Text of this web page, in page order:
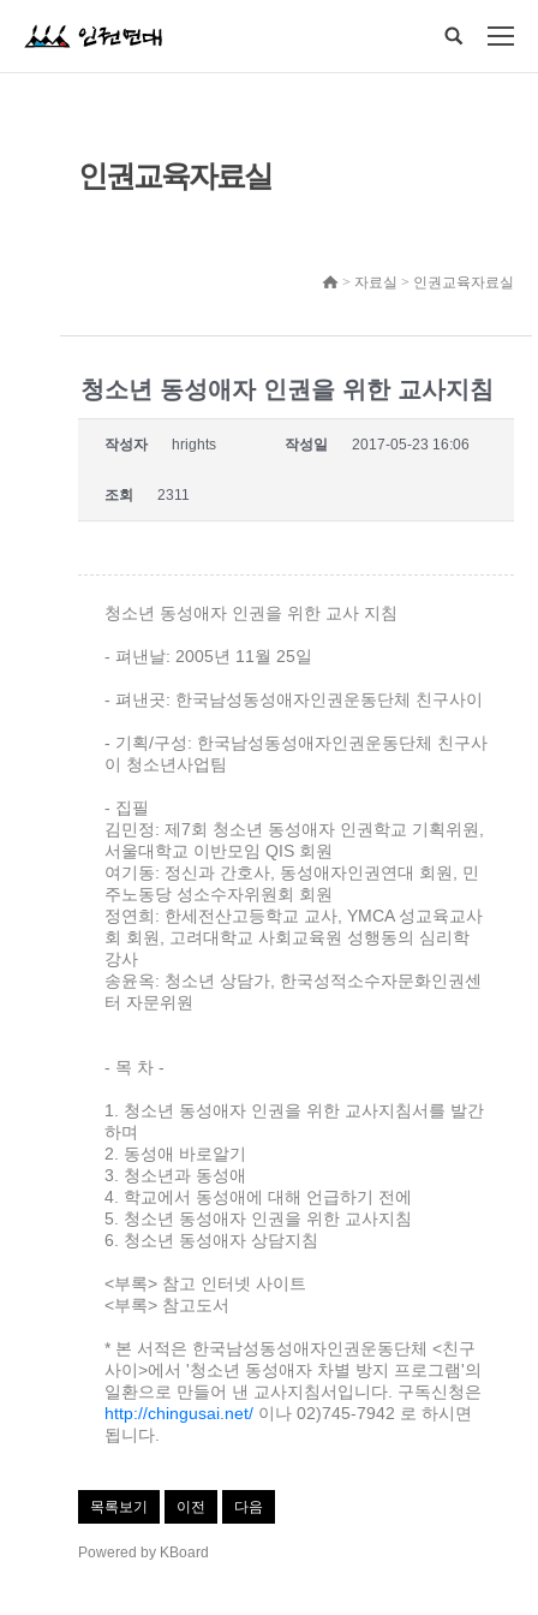
인권교육자료실
> 자료실 > 인권교육자료실
청소년 동성애자 인권을 위한 교사지침
작성자 hrights 작성일 2017-05-23 16:06
조회 2311
청소년 동성애자 인권을 위한 교사 지침
- 펴낸날: 2005년 11월 25일
- 펴낸곳: 한국남성동성애자인권운동단체 친구사이
- 기획/구성: 한국남성동성애자인권운동단체 친구사
이 청소년사업팀
- 집필
김민정: 제7회 청소년 동성애자 인권학교 기획위원,
서울대학교 이반모임 QIS 회원
여기동: 정신과 간호사, 동성애자인권연대 회원, 민
주노동당 성소수자위원회 회원
정연희: 한세전산고등학교 교사, YMCA 성교육교사
회 회원, 고려대학교 사회교육원 성행동의 심리학
강사
송윤옥: 청소년 상담가, 한국성적소수자문화인권센
터 자문위원
- 목 차 -
1. 청소년 동성애자 인권을 위한 교사지침서를 발간
하며
2. 동성애 바로알기
3. 청소년과 동성애
4. 학교에서 동성애에 대해 언급하기 전에
5. 청소년 동성애자 인권을 위한 교사지침
6. 청소년 동성애자 상담지침
<부록> 참고 인터넷 사이트
<부록> 참고도서
* 본 서적은 한국남성동성애자인권운동단체 <친구
사이>에서 '청소년 동성애자 차별 방지 프로그램'의
일환으로 만들어 낸 교사지침서입니다. 구독신청은
http://chingusai.net/ 이나 02)745-7942 로 하시면
됩니다.
목록보기 이전 다음
Powered by KBoard